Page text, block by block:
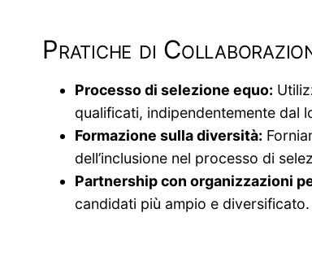
Pratiche di
Processo di selezione equo:
qualificati, indipendentemente dal
Formazione sulla diversità:
dell’inclusione nel processo di
Partnership con organizzazioni
candidati più ampio e diversificato.